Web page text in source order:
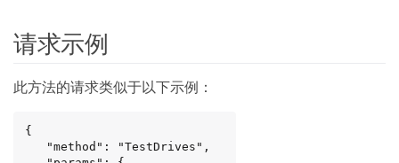
请求示例
此方法的请求类似于以下示例：
{